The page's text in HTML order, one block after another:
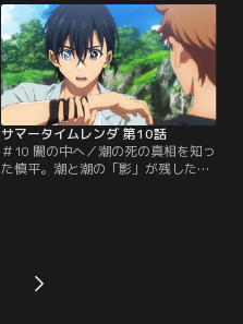
夏祭りからループしてきていた。突
然の出来事に驚く慎平は状況を整理
しようとするが、突如予定外に澪の
「影」の襲撃に遭う。潮の助けで絶
命を免れた慎平だが、代わりに潮が
腕を切り裂かれてしまう。【提供：
バンダイチャンネル】
サマータイムレンダ 第10話
＃10 闇の中へ／潮の死の真相を知っ
た慎平。潮と潮の「影」が残した動
と、さらにその奥に地下壕へと続く
隠し扉が現れる。奥へ進もうとする